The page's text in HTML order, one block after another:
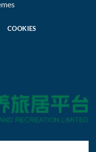
COOKIES